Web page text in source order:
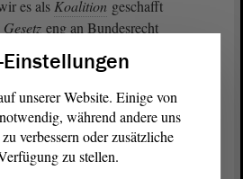
es als Koalition geschafft
Gesetz eng an Bundesrecht
Sachen draufzusatteln.
wir als Bürokratieabbau: dass
noch komplizierter machen,
unserer Website. Einige von
während andere uns
verbessern oder zusätzliche
zu stellen.